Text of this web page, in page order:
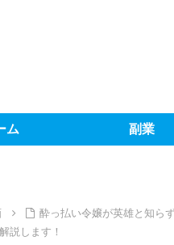
ム 副業
酔っ払い令嬢が英雄と知ら
説します！